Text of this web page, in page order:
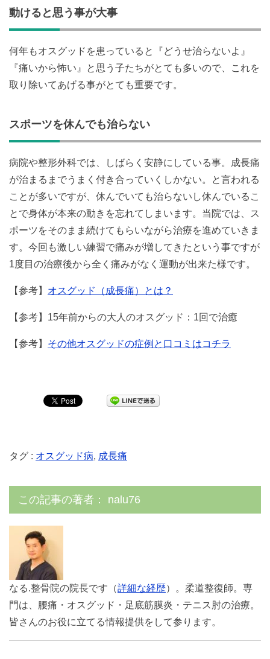
動けると思う事が大事
何年もオスグッドを患っていると『どうせ治らないよ』
『痛いから怖い』と思う子たちがとても多いので、これを
取り除いてあげる事がとても重要です。
スポーツを休んでも治らない
病院や整形外科では、しばらく安静にしている事。成長痛
が治まるまでうまく付き合っていくしかない。と言われる
ことが多いですが、休んでいても治らないし休んでいるこ
とで身体が本来の動きを忘れてしまいます。当院では、ス
ポーツをそのまま続けてもらいながら治療を進めていきま
す。今回も激しい練習で痛みが増してきたという事ですが
1度目の治療後から全く痛みがなく運動が出来た様です。
【参考】 オスグッド（成長痛）とは？
【参考】15年前からの大人のオスグッド：1回で治癒
【参考】 その他オスグッドの症例と口コミはコチラ
タグ : オスグッド病, 成長痛
この記事の著者： nalu76
なる.整骨院の院長です（詳細な経歴）。柔道整復師。専
門は、腰痛・オスグッド・足底筋膜炎・テニス肘の治療。
皆さんのお役に立てる情報提供をして参ります。